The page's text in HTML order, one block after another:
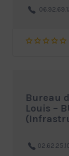
Bureau
Louis –